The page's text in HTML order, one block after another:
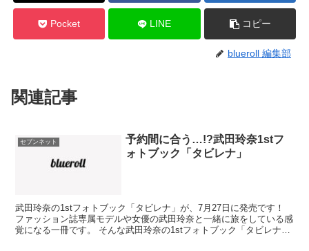
Pocket LINE コピー
blueroll 編集部
関連記事
セブンネット
予約間に合う…!?武田玲奈1stフ
ォトブック「タビレナ」
武田玲奈の1stフォトブック「タビレナ」が、7月27日に発売です！
ファッション誌専属モデルや女優の武田玲奈と一緒に旅をしている感
覚になる一冊です。 そんな武田玲奈の1stフォトブック「タビレナ」